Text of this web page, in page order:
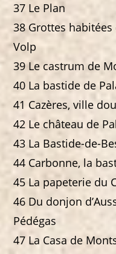
37 Le Plan
38 Grottes
Volp
39 Le castrum de
40 La bastide de
41 Cazères, ville
42 Le château de
43 La Bastide-de-
44 Carbonne, la
45 La papeterie du
46 Du donjon
Pédégas
47 La Casa de